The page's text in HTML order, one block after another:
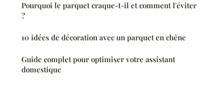
Pourquoi le parquet craque-t-il et comment l'éviter
?
10 idées de décoration avec un parquet en chêne
Guide complet pour optimiser votre assistant
domestique